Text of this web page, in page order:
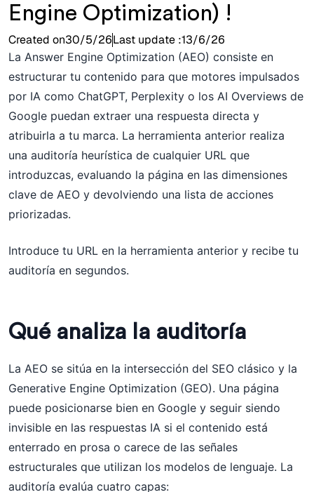
Engine Optimization) !
Created on30/5/26Last update :13/6/26
La Answer Engine Optimization (AEO) consiste en
estructurar tu contenido para que motores impulsados
por IA como ChatGPT, Perplexity o los AI Overviews de
Google puedan extraer una respuesta directa y
atribuirla a tu marca. La herramienta anterior realiza
una auditoría heurística de cualquier URL que
introduzcas, evaluando la página en las dimensiones
clave de AEO y devolviendo una lista de acciones
priorizadas.
Introduce tu URL en la herramienta anterior y recibe tu
auditoría en segundos.
Qué analiza la auditoría
La AEO se sitúa en la intersección del SEO clásico y la
Generative Engine Optimization (GEO). Una página
puede posicionarse bien en Google y seguir siendo
invisible en las respuestas IA si el contenido está
enterrado en prosa o carece de las señales
estructurales que utilizan los modelos de lenguaje. La
auditoría evalúa cuatro capas: